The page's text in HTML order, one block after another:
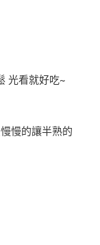
光看就好吃~
慢的讓半熟的